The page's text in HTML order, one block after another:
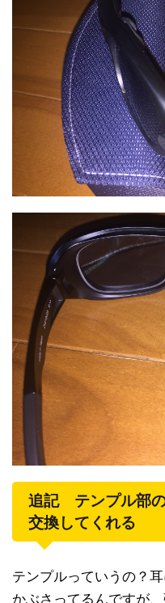
追記 テンプル部
交換してくれる
テンプルっていうの？
かぶさってるんですが